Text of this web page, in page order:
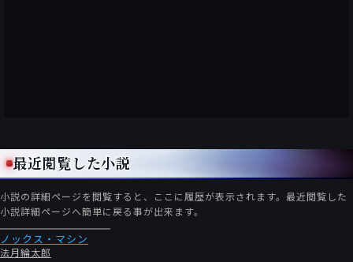
太郎の評価だと見て間違いあるまい。
しかし、ノックスが、ヴァン・ダインに勝るミステリ作家であっ
たかのような評価というのは、ミステリマニアの間でも、必ずし
も説得力を持つものではない。つまり法月綸太郎のノックス好意
う事実に依存しすぎているのだ。
最近閲覧した小説
小説の詳細ページを閲覧すると、ここに履歴が表示されます。最近閲覧した
小説詳細ページへ簡単に戻る事が出来ます。
ノックス・マシン
法月綸太郎